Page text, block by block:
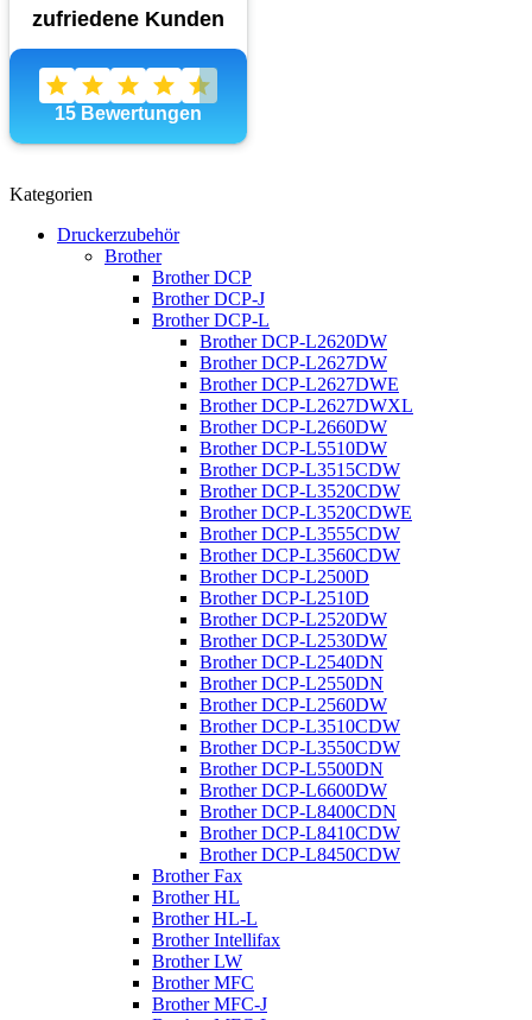
Kategorien
Druckerzubehör
Brother
Brother DCP
Brother DCP-J
Brother DCP-L
Brother DCP-L2620DW
Brother DCP-L2627DW
Brother DCP-L2627DWE
Brother DCP-L2627DWXL
Brother DCP-L2660DW
Brother DCP-L5510DW
Brother DCP-L3515CDW
Brother DCP-L3520CDW
Brother DCP-L3520CDWE
Brother DCP-L3555CDW
Brother DCP-L3560CDW
Brother DCP-L2500D
Brother DCP-L2510D
Brother DCP-L2520DW
Brother DCP-L2530DW
Brother DCP-L2540DN
Brother DCP-L2550DN
Brother DCP-L2560DW
Brother DCP-L3510CDW
Brother DCP-L3550CDW
Brother DCP-L5500DN
Brother DCP-L6600DW
Brother DCP-L8400CDN
Brother DCP-L8410CDW
Brother DCP-L8450CDW
Brother Fax
Brother HL
Brother HL-L
Brother Intellifax
Brother LW
Brother MFC
Brother MFC-J